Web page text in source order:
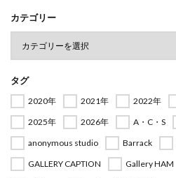
カテゴリー
タグ
2020年 2021年 2022年
2025年
2026年 A・C・S
anonymous studio
Barrack
GALLERY CAPTION
Gallery HAM